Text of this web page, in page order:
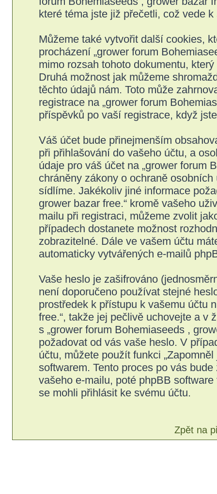
které téma jste již přečetli, což vede
Můžeme také vytvořit další cookies,
procházení „grower forum
mimo rozsah tohoto dokumentu,
Druhá možnost jak můžeme
těchto údajů nám. Toto může
registrace na „grower forum
příspěvků po vaší registrace, když
Váš účet bude přinejmenším
při přihlašování do vašeho účtu, a
údaje pro váš účet na „grower forum
chráněny zákony o ochraně
sídlíme. Jakékoliv jiné informace
grower bazar free.“ kromě vašeho
mailu při registraci, můžeme zvolit
případech dostanete možnost
zobrazitelné. Dále ve vašem účtu
automaticky vytvářených e-mailů
Vaše heslo je zašifrováno
není doporučeno používat stejné
prostředek k přístupu k vašemu účtu
free.“, takže jej pečlivě uchovejte a v
s „grower forum Bohemiaseeds ,
požadovat od vás vaše heslo. V
účtu, můžete použít funkci
softwarem. Tento proces po vás
vašeho e-mailu, poté phpBB
se mohli přihlásit ke svému účtu.
Zpět na